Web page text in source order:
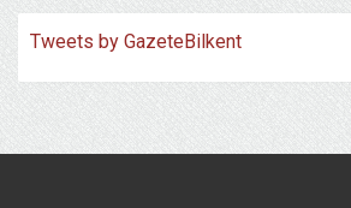
Tweets by GazeteBilkent